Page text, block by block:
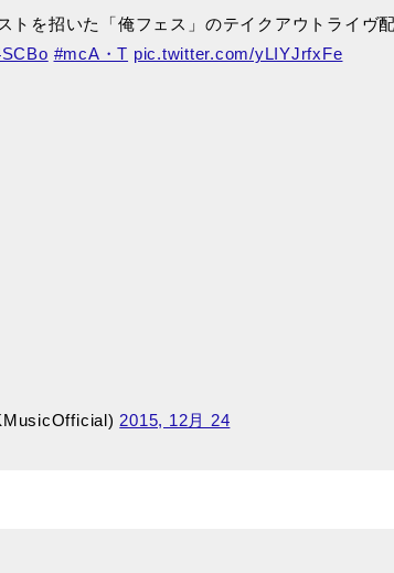
トを招いた「俺フェス」のテイクアウトライヴ
#mcA・T pic.twitter.com/yLIYJrfxFe
2015, 12月 24